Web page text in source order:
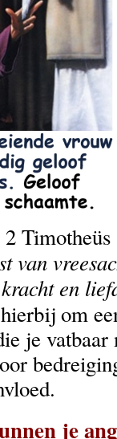
2
van
en
om
je
je